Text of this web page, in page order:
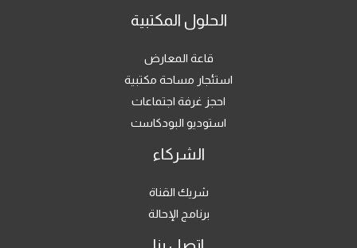
الحلول المكتبية
قاعة المعارض
استئجار مساحة مكتبية
احجز غرفة اجتماعات
استوديو البودكاست
الشركاء
شريك القناة
برنامج الإحالة